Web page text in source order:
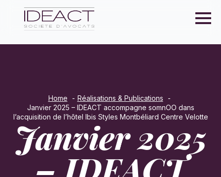
Home
Réalisations & Publications
Janvier 2025 – IDEACT accompagne somnOO dans
l’acquisition de l’hôtel Ibis Styles Montbéliard Centre Velotte
Janvier 2025
– IDEACT